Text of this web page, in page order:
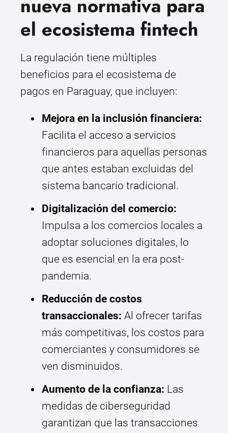
nueva normativa para
el ecosistema fintech
La regulación tiene múltiples
beneficios para el ecosistema de
pagos en Paraguay, que incluyen:
Mejora en la inclusión financiera:
Facilita el acceso a servicios
financieros para aquellas personas
que antes estaban excluidas del
sistema bancario tradicional.
Digitalización del comercio:
Impulsa a los comercios locales a
adoptar soluciones digitales, lo
que es esencial en la era post-
pandemia.
Reducción de costos
transaccionales: Al ofrecer tarifas
más competitivas, los costos para
comerciantes y consumidores se
ven disminuidos.
Aumento de la confianza: Las
medidas de ciberseguridad
garantizan que las transacciones